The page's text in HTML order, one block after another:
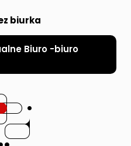
biurka
Biuro -biuro